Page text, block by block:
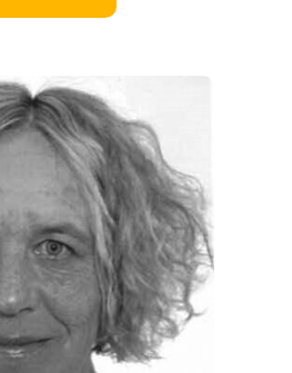
EVENTS
REISEFÜHRER
REISEMAGAZINE
THEMEN
ANGEBOTE